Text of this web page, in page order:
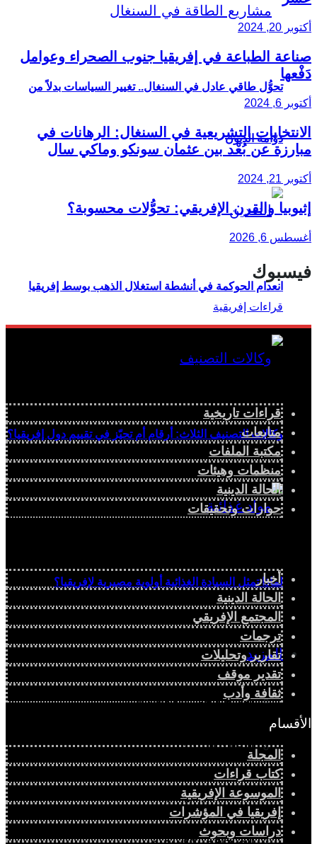
تحوُّل طاقي عادل في السنغال.. تغيير السياسات بدلاً من
دوّامة الديون
انعدام الحوكمة في أنشطة استغلال الذهب بوسط إفريقيا
وكالات التصنيف الثلاث: أرقام أم تحيّز في تقييم دول إفريقيا؟
لماذا تمثل السيادة الغذائية أولوية مصيرية لإفريقيا؟
المزيد
إفريقيا في المؤشرات
الحالة الدينية
الملف الإفريقي
الصحافة الإفريقية
أكتوبر 20, 2024
صناعة الطباعة في إفريقيا جنوب الصحراء وعوامل
دَفْعها
أكتوبر 6, 2024
الانتخابات التشريعية في السنغال: الرهانات في
مبارزة عن بُعْد بين عثمان سونكو وماكي سال
أكتوبر 21, 2024
إثيوبيا والقرن الإفريقي: تحوُّلات محسوبة؟
أغسطس 6, 2026
فيسبوك
قراءات تاريخية
متابعات
مكتبة الملفات
منظمات وهيئات
الحالة الدينية
حوارات وتحقيقات
أخبار
الحالة الدينية
المجتمع الإفريقي
ترجمات
تقارير وتحليلات
تقدير موقف
ثقافة وأدب
الأقسام
المجلة
كتاب قراءات
الموسوعة الإفريقية
إفريقيا في المؤشرات
دراسات وبحوث